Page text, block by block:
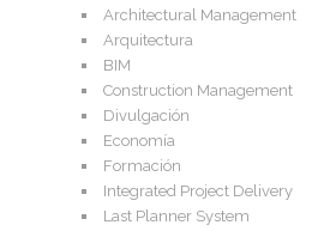
Architectural Management
Arquitectura
BIM
Construction Management
Divulgación
Economía
Formación
Integrated Project Delivery
Last Planner System